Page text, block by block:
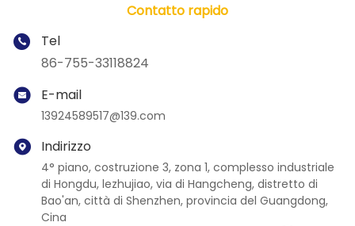
Contatto rapido
Tel
86-755-33118824
E-mail
13924589517@139.com
Indirizzo
4° piano, costruzione 3, zona 1, complesso industriale
di Hongdu, lezhujiao, via di Hangcheng, distretto di
Bao'an, città di Shenzhen, provincia del Guangdong,
Cina